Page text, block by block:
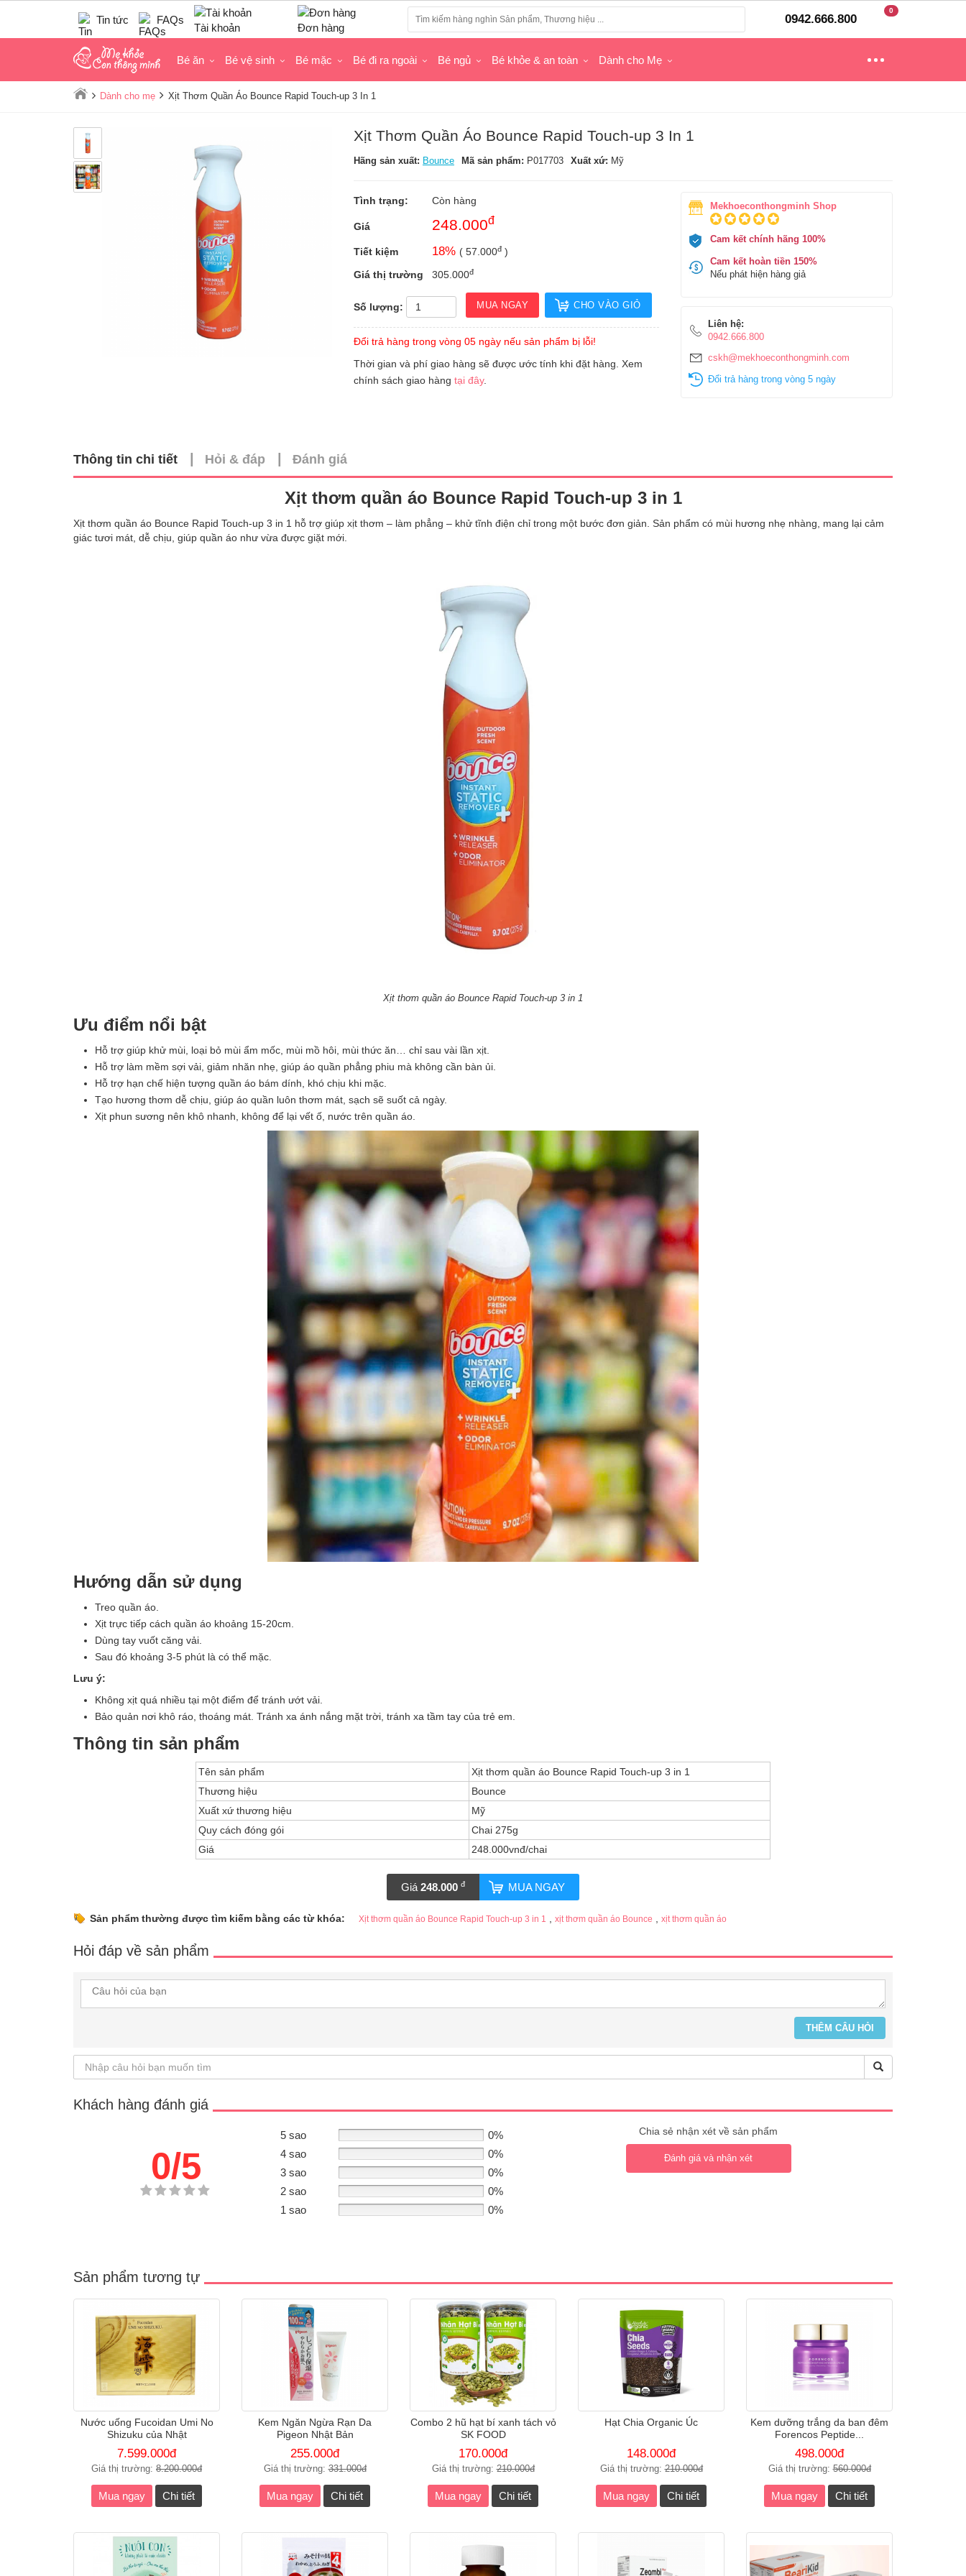
Tin tức FAQs
Tài khoản Đơn hàng
0942.666.800
0
Bé ăn Bé vệ sinh Bé mặc Bé đi ra ngoài Bé ngủ Bé khỏe & an toàn Dành cho Mẹ
Dành cho mẹ Xịt Thơm Quần Áo Bounce Rapid Touch-up 3 In 1
Xịt Thơm Quần Áo Bounce Rapid Touch-up 3 In 1
Hãng sản xuất: Bounce Mã sản phẩm: P017703 Xuất xứ: Mỹ
Tình trạng: Còn hàng
Giá 248.000đ
Tiết kiệm 18% ( 57.000đ )
Giá thị trường
305.000đ
Số lượng: MUA NGAY CHO VÀO GIỎ
Đổi trả hàng trong vòng 05 ngày nếu sản phẩm bị lỗi!
Thời gian và phí giao hàng sẽ được ước tính khi đặt hàng. Xem
chính sách giao hàng tại đây.
Mekhoeconthongminh Shop
Cam kết chính hãng 100%
Cam kết hoàn tiền 150%
Nếu phát hiện hàng giả
Liên hệ:
0942.666.800
cskh@mekhoeconthongminh.com
Đổi trả hàng trong vòng 5 ngày
Thông tin chi tiết Hỏi & đáp Đánh giá
Xịt thơm quần áo Bounce Rapid Touch-up 3 in 1
Xịt thơm quần áo Bounce Rapid Touch-up 3 in 1 hỗ trợ giúp xịt thơm – làm phẳng – khử tĩnh điện chỉ trong một bước đơn giản. Sản phẩm có mùi hương nhẹ nhàng, mang lại cảm
giác tươi mát, dễ chịu, giúp quần áo như vừa được giặt mới.
Xịt thơm quần áo Bounce Rapid Touch-up 3 in 1
Ưu điểm nổi bật
Hỗ trợ giúp khử mùi, loại bỏ mùi ẩm mốc, mùi mồ hôi, mùi thức ăn… chỉ sau vài lần xịt.
Hỗ trợ làm mềm sợi vải, giảm nhăn nhẹ, giúp áo quần phẳng phiu mà không cần bàn ủi.
Hỗ trợ hạn chế hiện tượng quần áo bám dính, khó chịu khi mặc.
Tạo hương thơm dễ chịu, giúp áo quần luôn thơm mát, sạch sẽ suốt cả ngày.
Xịt phun sương nên khô nhanh, không để lại vết ố, nước trên quần áo.
Hướng dẫn sử dụng
Treo quần áo.
Xịt trực tiếp cách quần áo khoảng 15-20cm.
Dùng tay vuốt căng vải.
Sau đó khoảng 3-5 phút là có thể mặc.
Lưu ý:
Không xịt quá nhiều tại một điểm để tránh ướt vải.
Bảo quản nơi khô ráo, thoáng mát. Tránh xa ánh nắng mặt trời, tránh xa tầm tay của trẻ em.
Thông tin sản phẩm
Tên sản phẩm
Xịt thơm quần áo Bounce Rapid Touch-up 3 in 1
Thương hiệu
Bounce
Xuất xứ thương hiệu
Mỹ
Quy cách đóng gói
Chai 275g
Giá
248.000vnđ/chai
Giá 248.000 đ MUA NGAY
Sản phẩm thường được tìm kiếm bằng các từ khóa: Xịt thơm quần áo Bounce Rapid Touch-up 3 in 1 xịt thơm quần áo Bounce xịt thơm quần áo
Hỏi đáp về sản phẩm
Khách hàng đánh giá
0/5
5 sao
0%
4 sao
0%
3 sao
0%
2 sao
0%
1 sao
0%
Chia sẻ nhận xét về sản phẩm
Đánh giá và nhận xét
Sản phẩm tương tự
Nước uống Fucoidan Umi No
Shizuku của Nhật
7.599.000đ
Giá thị trường: 8.200.000đ
Mua ngay Chi tiết
Kem Ngăn Ngừa Rạn Da
Pigeon Nhật Bản
255.000đ
Giá thị trường:331.000đ
Mua ngay Chi tiết
Combo 2 hũ hạt bí xanh tách vỏ
SK FOOD
170.000đ
Giá thị trường:210.000đ
Mua ngay Chi tiết
Hạt Chia Organic Úc
148.000đ
Giá thị trường:210.000đ
Mua ngay Chi tiết
Kem dưỡng trắng da ban đêm
Forencos Peptide...
498.000đ
Giá thị trường:560.000đ
Mua ngay Chi tiết